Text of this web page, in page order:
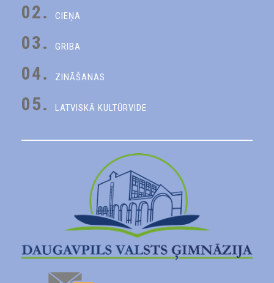
02. CIEŅA
03. GRIBA
04. ZINĀŠANAS
05. LATVISKĀ KULTŪRVIDE